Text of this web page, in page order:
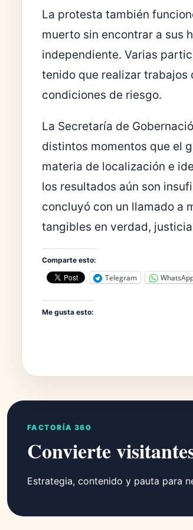
La protesta también
muerto sin encontrar a sus
independiente. Varias
tenido que realizar trabajos
condiciones de riesgo.
La Secretaría de
distintos momentos que el
materia de localización e
los resultados aún son
concluyó con un llamado a
tangibles en verdad,
Comparte esto:
Telegram
Me gusta esto:
FACTORÍA 360
Convierte
Estrategia, contenido y pauta para